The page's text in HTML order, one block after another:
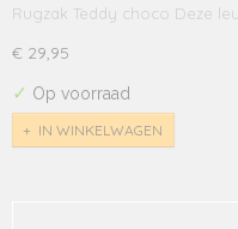
Rugzak Teddy choco Deze
€ 29,95
✓ Op voorraad
IN WINKELWAGEN